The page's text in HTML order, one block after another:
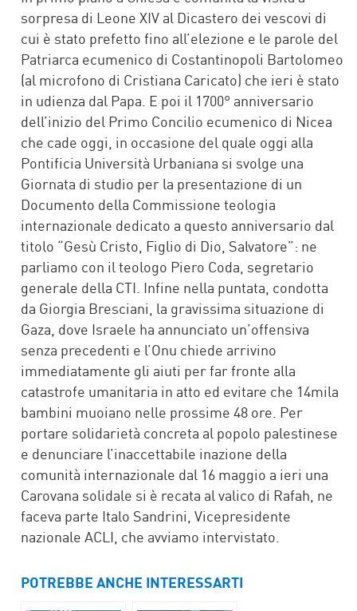
sorpresa di Leone XIV al Dicastero dei vescovi di
cui è stato prefetto fino all’elezione e le parole del
Patriarca ecumenico di Costantinopoli Bartolomeo
(al microfono di Cristiana Caricato) che ieri è stato
in udienza dal Papa. E poi il 1700° anniversario
dell’inizio del Primo Concilio ecumenico di Nicea
che cade oggi, in occasione del quale oggi alla
Pontificia Università Urbaniana si svolge una
Giornata di studio per la presentazione di un
Documento della Commissione teologia
internazionale dedicato a questo anniversario dal
titolo “Gesù Cristo, Figlio di Dio, Salvatore”: ne
parliamo con il teologo Piero Coda, segretario
generale della CTI. Infine nella puntata, condotta
da Giorgia Bresciani, la gravissima situazione di
Gaza, dove Israele ha annunciato un’offensiva
senza precedenti e l’Onu chiede arrivino
immediatamente gli aiuti per far fronte alla
catastrofe umanitaria in atto ed evitare che 14mila
bambini muoiano nelle prossime 48 ore. Per
portare solidarietà concreta al popolo palestinese
e denunciare l’inaccettabile inazione della
comunità internazionale dal 16 maggio a ieri una
Carovana solidale si è recata al valico di Rafah, ne
faceva parte Italo Sandrini, Vicepresidente
nazionale ACLI, che avviamo intervistato.
POTREBBE ANCHE INTERESSARTI